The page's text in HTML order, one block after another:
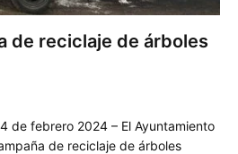
de reciclaje de árboles
de febrero 2024 – El Ayuntamiento
de reciclaje de árboles